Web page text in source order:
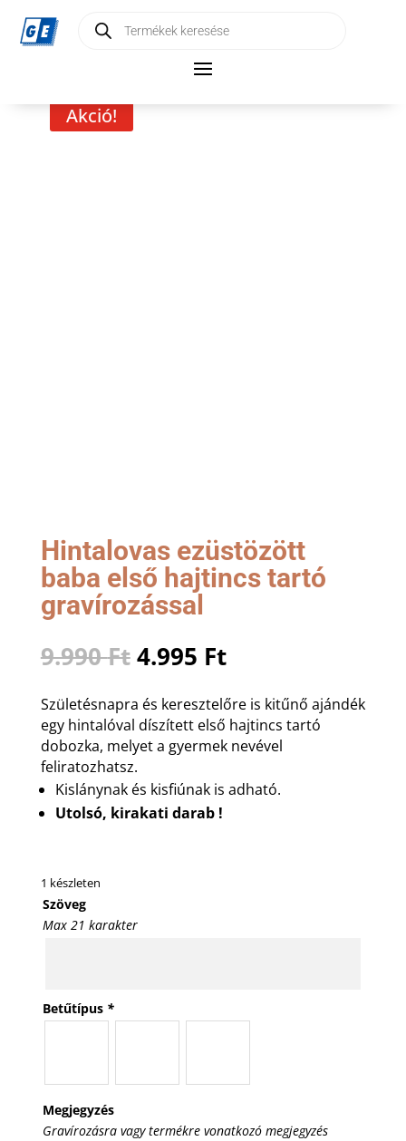
search
Akció!
Hintalovas ezüstözött
baba első hajtincs tartó
gravírozással
9.990Ft Original
price
was:
9.990 Ft.
4.995 FtCurrent
price
is:
4.995 Ft.
Születésnapra és keresztelőre is kitűnő ajándék
egy hintalóval díszített első hajtincs tartó
dobozka, melyet a gyermek nevével
feliratozhatsz.
Kislánynak és kisfiúnak is adható.
Utolsó, kirakati darab !
1 készleten
Szöveg
Max 21 karakter
Betűtípus *
Megjegyzés
Gravírozásra vagy termékre vonatkozó megjegyzés